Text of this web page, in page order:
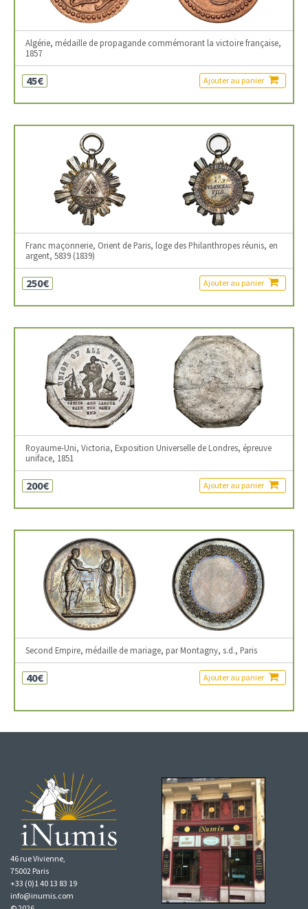
Algérie, médaille de propagande commémorant la victoire française,
1857
45€ Ajouter au panier
Franc maçonnerie, Orient de Paris, loge des Philanthropes réunis, en
argent, 5839 (1839)
250€ Ajouter au panier
Royaume-Uni, Victoria, Exposition Universelle de Londres, épreuve
uniface, 1851
200€ Ajouter au panier
Second Empire, médaille de mariage, par Montagny, s.d., Paris
40€ Ajouter au panier
46 rue Vivienne,
75002 Paris
+33 (0)1 40 13 83 19
info@inumis.com